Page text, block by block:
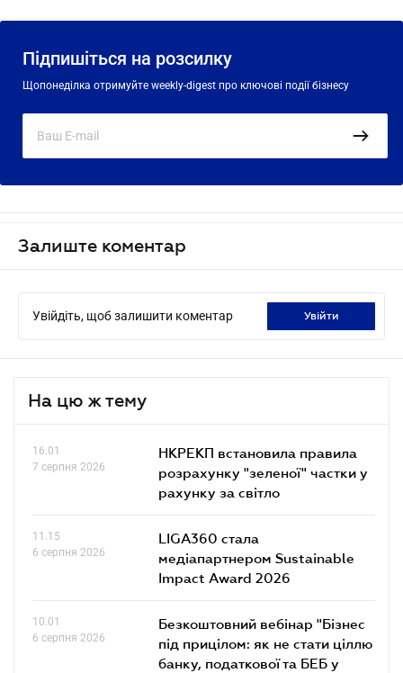
Підпишіться на розсилку
Щопонеділка отримуйте weekly-digest про ключові події бізнесу
Залиште коментар
Увійдіть, щоб залишити коментар увійти
На цю ж тему
16.01
7 серпня 2026
НКРЕКП встановила правила
розрахунку "зеленої" частки у
рахунку за світло
11.15
6 серпня 2026
LIGA360 стала
медіапартнером Sustainable
Impact Award 2026
10.01
6 серпня 2026
Безкоштовний вебінар "Бізнес
під прицілом: як не стати ціллю
банку, податкової та БЕБ у